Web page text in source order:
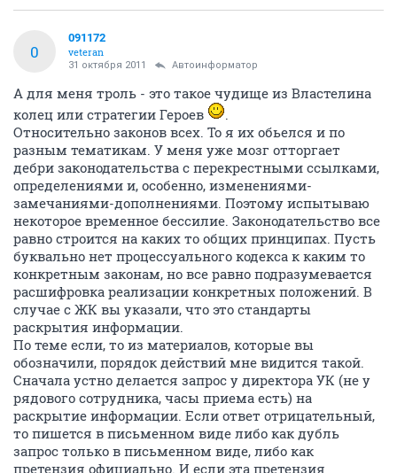
0
091172
veteran
31 октября 2011 Автоинформатор
А для меня троль - это такое чудище из Властелина
колец или стратегии Героев
.
Относительно законов всех. То я их обьелся и по
разным тематикам. У меня уже мозг отторгает
дебри законодательства с перекрестными ссылками,
определениями и, особенно, изменениями-
замечаниями-дополнениями. Поэтому испытываю
некоторое временное бессилие. Законодательство все
равно строится на каких то общих принципах. Пусть
буквально нет процессуального кодекса к каким то
конкретным законам, но все равно подразумевается
расшифровка реализации конкретных положений. В
случае с ЖК вы указали, что это стандарты
раскрытия информации.
По теме если, то из материалов, которые вы
обозначили, порядок действий мне видится такой.
Сначала устно делается запрос у директора УК (не у
рядового сотрудника, часы приема есть) на
раскрытие информации. Если ответ отрицательный,
то пишется в письменном виде либо как дубль
запрос только в письменном виде, либо как
претензия официально. И если эта претензия